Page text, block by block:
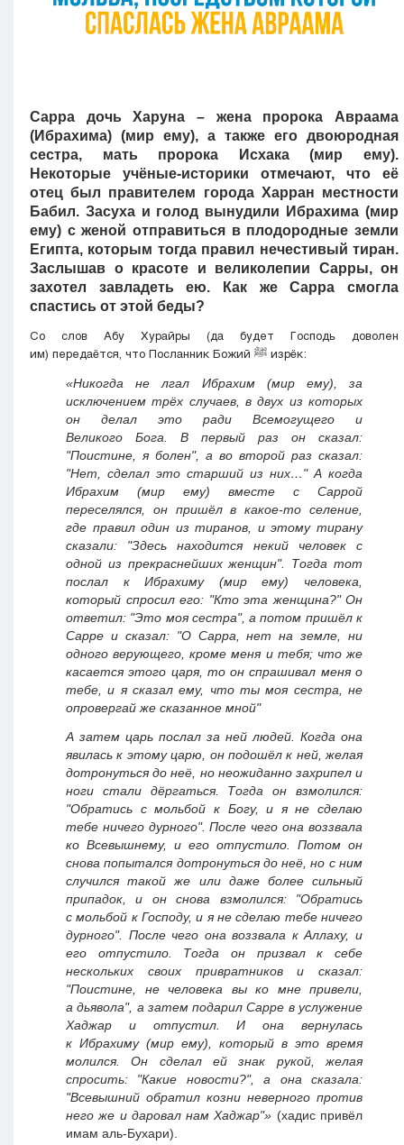
Шымкент
Сарра дочь Харуна – жена пророка Авраама
(Ибрахима) (мир ему), а также его двоюродная
сестра, мать пророка Исхака (мир ему).
Некоторые учёные-историки отмечают, что её
отец был правителем города Харран местности
Бабил. Засуха и голод вынудили Ибрахима (мир
ему) с женой отправиться в плодородные земли
Египта, которым тогда правил нечестивый тиран.
Заслышав о красоте и великолепии Сарры, он
захотел завладеть ею. Как же Сарра смогла
спастись от этой беды?
Со слов Абу Хурайры (да будет Господь доволен
им) передаётся, что Посланник Божий ﷺ изрёк:
«Никогда не лгал Ибрахим (мир ему), за
исключением трёх случаев, в двух из которых
он делал это ради Всемогущего и
Великого Бога. В первый раз он сказал:
"Поистине, я болен", а во второй раз сказал:
"Нет, сделал это старший из них…" А когда
Ибрахим (мир ему) вместе с Саррой
переселялся, он пришёл в какое-то селение,
где правил один из тиранов, и этому тирану
сказали: "Здесь находится некий человек с
одной из прекраснейших женщин". Тогда тот
послал к Ибрахиму (мир ему) человека,
который спросил его: "Кто эта женщина?" Он
ответил: "Это моя сестра", а потом пришёл к
Сарре и сказал: "О Сарра, нет на земле, ни
одного верующего, кроме меня и тебя; что же
касается этого царя, то он спрашивал меня о
тебе, и я сказал ему, что ты моя сестра, не
опровергай же сказанное мной"
А затем царь послал за ней людей. Когда она
явилась к этому царю, он подошёл к ней, желая
дотронуться до неё, но неожиданно захрипел и
ноги стали дёргаться. Тогда он взмолился:
"Обратись с мольбой к Богу, и я не сделаю
тебе ничего дурного". После чего она воззвала
ко Всевышнему, и его отпустило. Потом он
снова попытался дотронуться до неё, но с ним
случился такой же или даже более сильный
припадок, и он снова взмолился: "Обратись
с мольбой к Господу, и я не сделаю тебе ничего
дурного". После чего она воззвала к Аллаху, и
его отпустило. Тогда он призвал к себе
нескольких своих привратников и сказал:
"Поистине, не человека вы ко мне привели,
а дьявола", а затем подарил Сарре в услужение
Хаджар и отпустил. И она вернулась
к Ибрахиму (мир ему), который в это время
молился. Он сделал ей знак рукой, желая
спросить: "Какие новости?", а она сказала:
"Всевышний обратил козни неверного против
него же и даровал нам Хаджар"» (хадис привёл
имам аль-Бухари).